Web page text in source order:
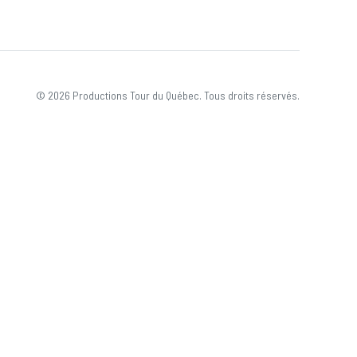
© 2026 Productions Tour du Québec. Tous droits réservés.